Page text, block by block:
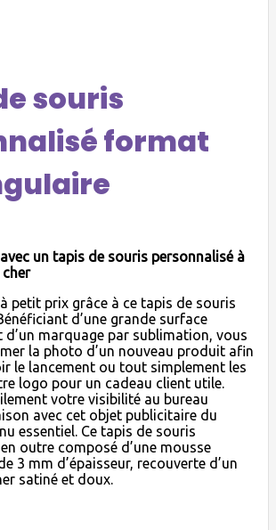
souris
format
un tapis de souris personnalisé à
petit prix grâce à ce tapis de souris
d’une grande surface
d’un marquage par sublimation, vous
la photo d’un nouveau produit afin
le lancement ou tout simplement les
logo pour un cadeau client utile.
votre visibilité au bureau
avec cet objet publicitaire du
essentiel. Ce tapis de souris
outre composé d’une mousse
3 mm d’épaisseur, recouverte d’un
satiné et doux.